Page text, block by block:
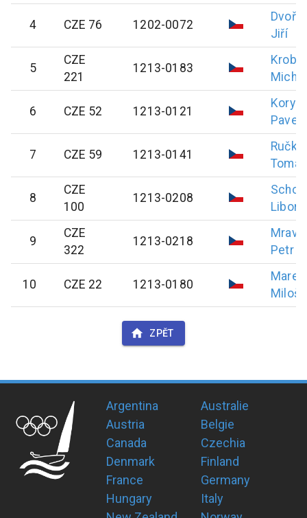
4 CZE 76 1202-0072
Jiří
5
CZE
221
1213-0183
Krob
Michal
6 CZE 52 1213-0121
Pavel
7 CZE 59 1213-0141
Ručka
Tomáš
8
CZE
100
1213-0208
Libor
9
CZE
322
1213-0218
Petr
10 CZE 22 1213-0180
Mareš
Miloš
ZPĚT
Argentina
Australie
Austria
Belgie
Canada
Czechia
Denmark
Finland
France
Germany
Hungary
Italy